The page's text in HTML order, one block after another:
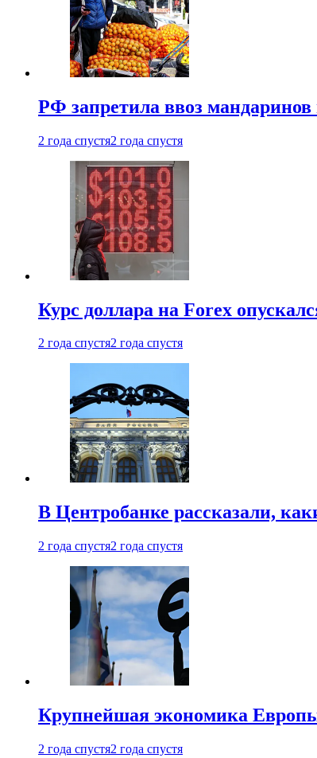
РФ запретила ввоз мандаринов
2 года спустя2 года спустя
Курс доллара на Forex
2 года спустя2 года спустя
В Центробанке рассказали,
2 года спустя2 года спустя
Крупнейшая экономика
2 года спустя2 года спустя